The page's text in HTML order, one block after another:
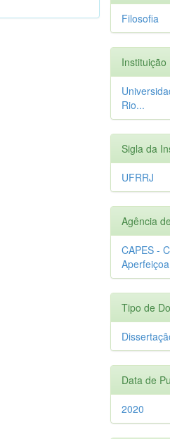
Filosofia
Instituição
Rio...
Sigla da
UFRRJ
Agência
CAPES -
Tipo de
Data de
2020